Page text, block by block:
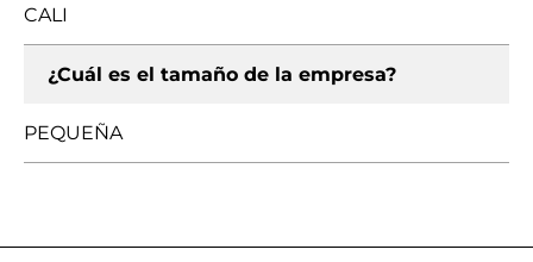
CALI
¿Cuál es el tamaño de la empresa?
PEQUEÑA